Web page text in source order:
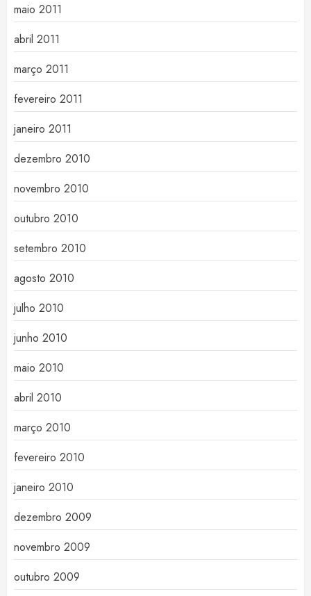
maio 2011
abril 2011
março 2011
fevereiro 2011
janeiro 2011
dezembro 2010
novembro 2010
outubro 2010
setembro 2010
agosto 2010
julho 2010
junho 2010
maio 2010
abril 2010
março 2010
fevereiro 2010
janeiro 2010
dezembro 2009
novembro 2009
outubro 2009